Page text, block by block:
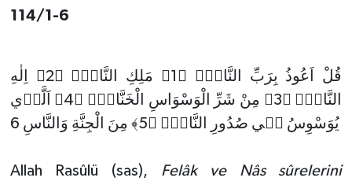
114/1-6
قُلْ اَعُوذُ بِرَبِّ النَّاسِۙ ﴿1﴾ مَلِكِ النَّاسِۙ ﴿2﴾ اِلٰهِ
النَّاسِۙ ﴿3﴾ مِنْ شَرِّ الْوَسْوَاسِ الْخَنَّاسِۙ ﴿4﴾ اَلَّذ۪ي
يُوَسْوِسُ ف۪ي صُدُورِ النَّاسِۙ ﴿5﴾ مِنَ الْجِنَّةِ وَالنَّاسِ 6
Allah Rasûlü (sas), Felâk ve Nâs sûrelerini
Sivas Müftülüğü
Şırnak Müftülüğü
Tekirdağ Müftülüğü
Tokat Müftülüğü